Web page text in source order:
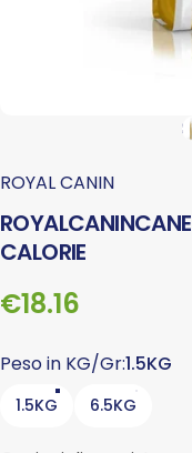
ROYAL CANIN
ROYALCANINCANE
CALORIE
€18.16
Peso in KG/Gr
Peso in KG/Gr:1.5KG
1.5KG 6.5KG